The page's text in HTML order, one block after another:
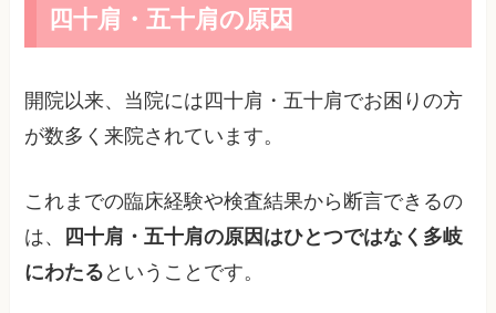
四十肩・五十肩の原因
開院以来、当院には四十肩・五十肩でお困りの方
が数多く来院されています。
これまでの臨床経験や検査結果から断言できるの
は、
四十肩・五十肩の原因はひとつではなく多岐
にわたる ということです。